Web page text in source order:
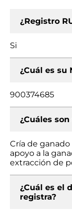
¿Registro
Si
¿Cuál es su
900374685
¿Cuáles
Cría de
apoyo a la
extracción de
¿Cuál es el
registra?